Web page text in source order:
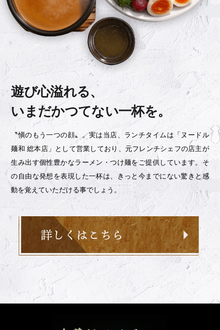
遊び心溢れる、
いまだかつてない一杯を。
〝愼のもう一つの顔〟。実は当店、ランチタイムは「ヌードル
麺和 総本店」として営業しており、元フレンチシェフの店主が
生み出す個性豊かなラーメン・つけ麺をご提供しています。そ
の自由な発想を表現した一杯は、きっと今までにない驚きと感
動を覚えていただける事でしょう。